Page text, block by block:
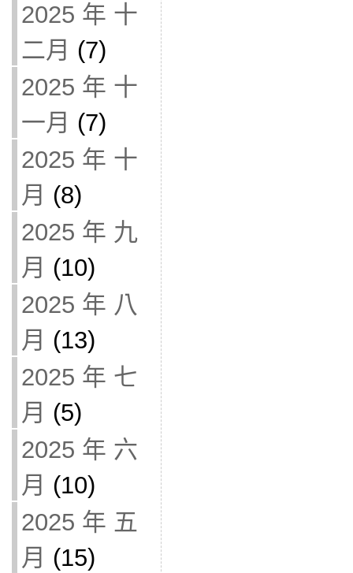
2025 年 十
二月 (7)
2025 年 十
一月 (7)
2025 年 十
月 (8)
2025 年 九
月 (10)
2025 年 八
月 (13)
2025 年 七
月 (5)
2025 年 六
月 (10)
2025 年 五
月 (15)